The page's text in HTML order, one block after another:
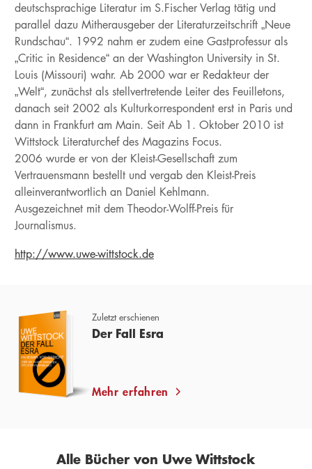
deutschsprachige Literatur im S.Fischer Verlag tätig und
parallel dazu Mitherausgeber der Literaturzeitschrift „Neue
Rundschau“. 1992 nahm er zudem eine Gastprofessur als
„Critic in Residence“ an der Washington University in St.
Louis (Missouri) wahr. Ab 2000 war er Redakteur der
„Welt“, zunächst als stellvertretende Leiter des Feuilletons,
danach seit 2002 als Kulturkorrespondent erst in Paris und
dann in Frankfurt am Main. Seit Ab 1. Oktober 2010 ist
Wittstock Literaturchef des Magazins Focus.
2006 wurde er von der Kleist-Gesellschaft zum
Vertrauensmann bestellt und vergab den Kleist-Preis
alleinverantwortlich an Daniel Kehlmann.
Ausgezeichnet mit dem Theodor-Wolff-Preis für
Journalismus.
http://www.uwe-wittstock.de
Zuletzt erschienen
Der Fall Esra
Mehr erfahren
Alle Bücher von Uwe Wittstock